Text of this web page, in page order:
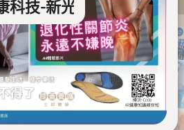
科技-新光三越-西門店